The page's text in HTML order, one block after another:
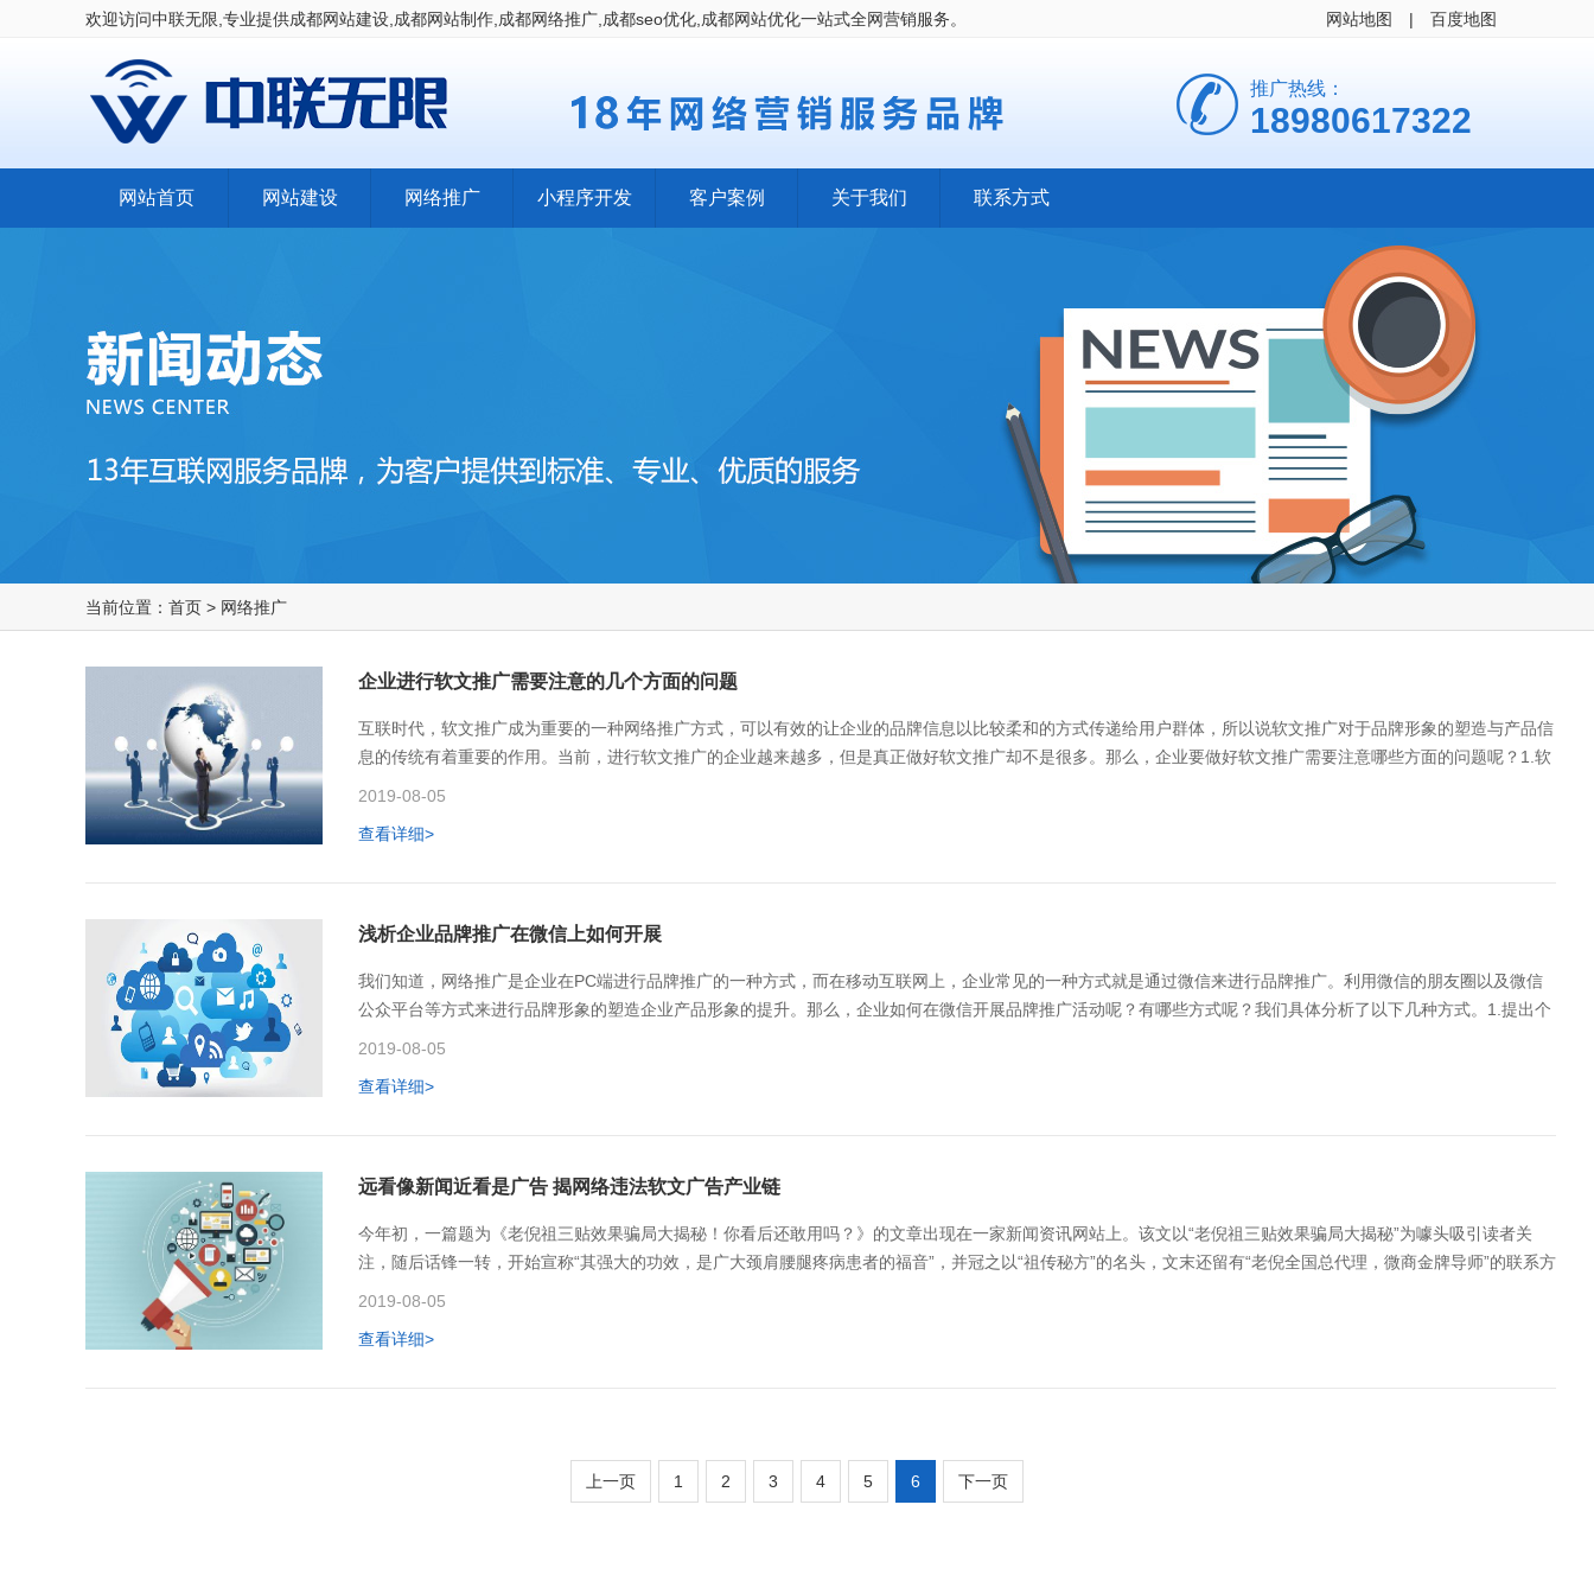
欢迎访问中联无限,专业提供成都网站建设,成都网站制作,成都网络推广,成都seo优化,成都网站优化一站式全网营销服务。 网站地图 | 百度地图
推广热线：
18980617322
网站首页 网站建设 网络推广 小程序开发 客户案例 关于我们 联系方式
当前位置： 首页 > 网络推广
企业进行软文推广需要注意的几个方面的问题
互联时代，软文推广成为重要的一种网络推广方式，可以有效的让企业的品牌信息以比较柔和的方式传递给用户群体，所以说软文推广对于品牌形象的塑造与产品信
息的传统有着重要的作用。当前，进行软文推广的企业越来越多，但是真正做好软文推广却不是很多。那么，企业要做好软文推广需要注意哪些方面的问题呢？1.软
2019-08-05
查看详细>
浅析企业品牌推广在微信上如何开展
我们知道，网络推广是企业在PC端进行品牌推广的一种方式，而在移动互联网上，企业常见的一种方式就是通过微信来进行品牌推广。利用微信的朋友圈以及微信
公众平台等方式来进行品牌形象的塑造企业产品形象的提升。那么，企业如何在微信开展品牌推广活动呢？有哪些方式呢？我们具体分析了以下几种方式。1.提出个
2019-08-05
查看详细>
远看像新闻近看是广告 揭网络违法软文广告产业链
今年初，一篇题为《老倪祖三贴效果骗局大揭秘！你看后还敢用吗？》的文章出现在一家新闻资讯网站上。该文以“老倪祖三贴效果骗局大揭秘”为噱头吸引读者关
注，随后话锋一转，开始宣称“其强大的功效，是广大颈肩腰腿疼病患者的福音”，并冠之以“祖传秘方”的名头，文末还留有“老倪全国总代理，微商金牌导师”的联系方
2019-08-05
查看详细>
上一页 1 2 3 4 5 6 下一页